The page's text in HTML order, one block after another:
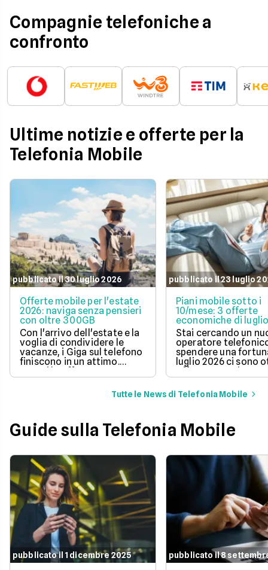
Compagnie telefoniche a
confronto
Ultime notizie e offerte per la
Telefonia Mobile
pubblicato il 30 luglio 2026
Offerte mobile per l'estate
2026: naviga senza pensieri
con oltre 300GB
Con l'arrivo dell'estate e la
voglia di condividere le
vacanze, i Giga sul telefono
finiscono in un attimo.
Scopri le offerte
telefoniche di luglio 2026
per navigare veloci in 5G
con tantissimi Giga e
pubblicato il 23 luglio
Piani mobile sotto i
10/mese: 3 offerte
economiche di
Stai cercando un
operatore
spendere una
luglio 2026 ci sono
offerte sotto i 10
mese che includono
tantissimi Giga e la
connessione 5G.
Tutte le News di Telefonia Mobile
Guide sulla Telefonia Mobile
pubblicato il 1 dicembre 2025 pubblicato il 8